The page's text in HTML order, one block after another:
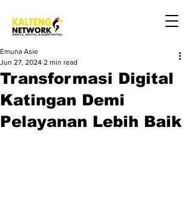
Transformasi Digital
Katingan Demi
Pelayanan Lebih Baik
Emuna Asie
Jun 27, 2024 2 min read